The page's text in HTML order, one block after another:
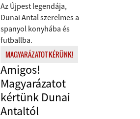
Az Újpest legendája,
Dunai Antal szerelmes a
spanyol konyhába és
futballba.
MAGYARÁZATOT KÉRÜNK!
Amigos!
Magyarázatot
kértünk Dunai
Antaltól